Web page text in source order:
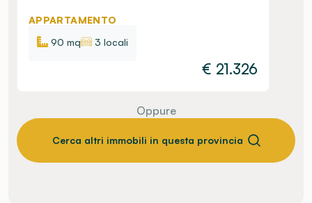
APPARTAMENTO
90 mq
3 locali
€ 21.326
Oppure
Cerca altri immobili in questa provincia